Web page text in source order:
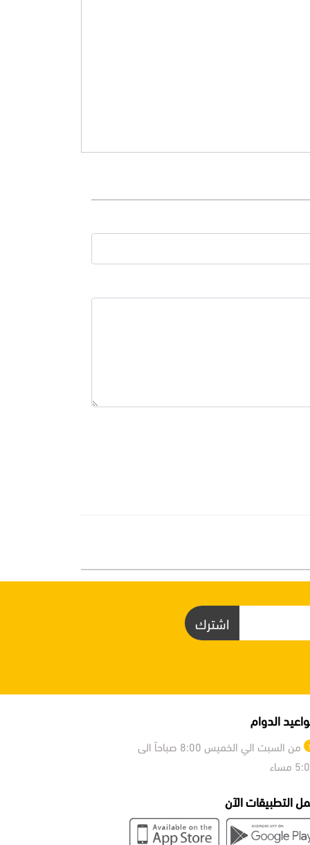
اشترك
الدوام
من السبت الي الخميس 8:00 صباحاً الى
مساء
التطبيقات الآن